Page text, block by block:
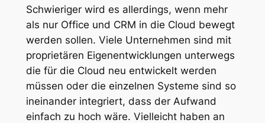
Schwieriger wird es allerdings, wenn mehr
als nur Office und CRM in die Cloud bewegt
werden sollen. Viele Unternehmen sind mit
proprietären Eigenentwicklungen unterwegs
die für die Cloud neu entwickelt werden
müssen oder die einzelnen Systeme sind so
ineinander integriert, dass der Aufwand
einfach zu hoch wäre. Vielleicht haben an